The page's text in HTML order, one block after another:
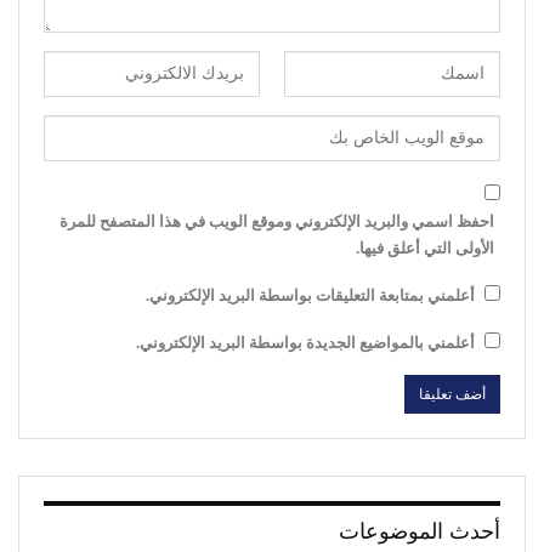
احفظ اسمي والبريد الإلكتروني وموقع الويب في هذا المتصفح للمرة
الأولى التي أعلق فيها.
أعلمني بمتابعة التعليقات بواسطة البريد الإلكتروني.
أعلمني بالمواضيع الجديدة بواسطة البريد الإلكتروني.
أحدث الموضوعات